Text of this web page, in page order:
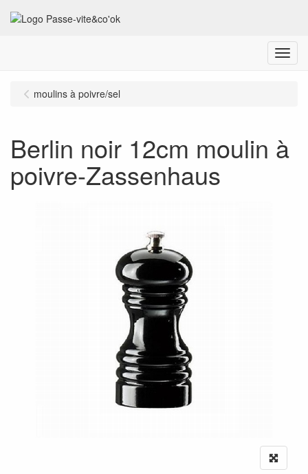
Menu
moulins à poivre/sel
Berlin noir 12cm moulin à
poivre-Zassenhaus